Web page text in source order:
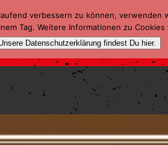
verbessern zu können, verwenden
Tag. Weitere Informationen zu
Datenschutzerklärung findest Du hier.